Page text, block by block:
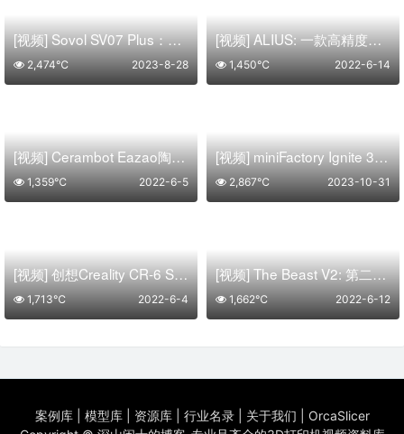
[视频] Sovol SV07 Plus：更大的Klipper FDM 3D打印机打印速度500mm/s
2023-8-28
2,474℃
[视频] ALIUS: 一款高精度、可靠的3轴立式铣床
2022-6-14
1,450℃
[视频] Cerambot Eazao陶瓷3D打印机 把你的家变成一个陶瓷工作室
2022-6-5
1,359℃
[视频] miniFactory Ignite 3D打印机：提升您的生产规模的新燃点
2023-10-31
2,867℃
[视频] 创想Creality CR-6 SE 免调平DIY FDM3D打印机
2022-6-4
1,713℃
[视频] The Beast V2: 第二代大幅面 3D打印机
2022-6-12
1,662℃
案例库| 模型库| 资源库| 行业名录| 关于我们
OrcaSlicer